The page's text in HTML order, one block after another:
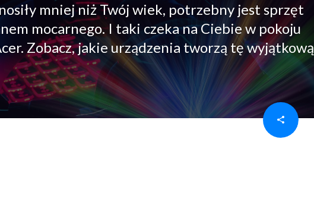
mniej niż Twój wiek, potrzebny jest sprzęt
mocarnego. I taki czeka na Ciebie w pokoju
Zobacz, jakie urządzenia tworzą tę wyjątkową